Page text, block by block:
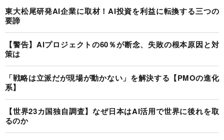
東大松尾研発AI企業に取材！AI投資を利益に転換する三つの
要諦
【警告】AIプロジェクトの60％が断念、失敗の根本原因と対
策は
「戦略は立派だが現場が動かない」を解決する【PMOの進化
系】
【世界23カ国独自調査】なぜ日本はAI活用で世界に後れを取
るのか